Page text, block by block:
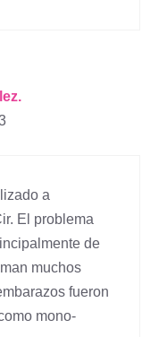
a
El problema
de
muchos
fueron
mono-